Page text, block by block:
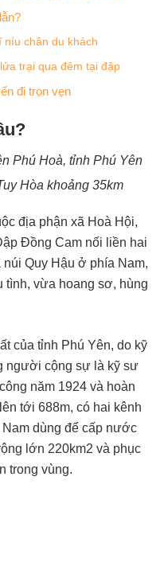
níu chân du khách
trại qua đêm tại đập
đi trọn vẹn
Phú Hoà, tỉnh Phú Yên
Hòa khoảng 35km
địa phận xã Hoà Hội,
Đồng Cam nối liền hai
Quy Hậu ở phía Nam,
tình, vừa hoang sơ, hùng
của tỉnh Phú Yên, do kỹ
người cộng sự là kỹ sư
năm 1924 và hoàn
tới 688m, có hai kênh
dùng để cấp nước
lớn 220km2 và phục
trong vùng.